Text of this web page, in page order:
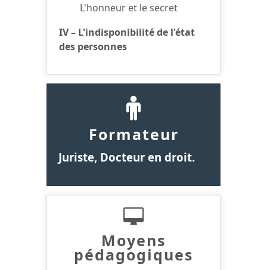
L'honneur et le secret
IV – L'indisponibilité de l'état
des personnes
Formateur
Juriste, Docteur en droit.
Moyens
pédagogiques